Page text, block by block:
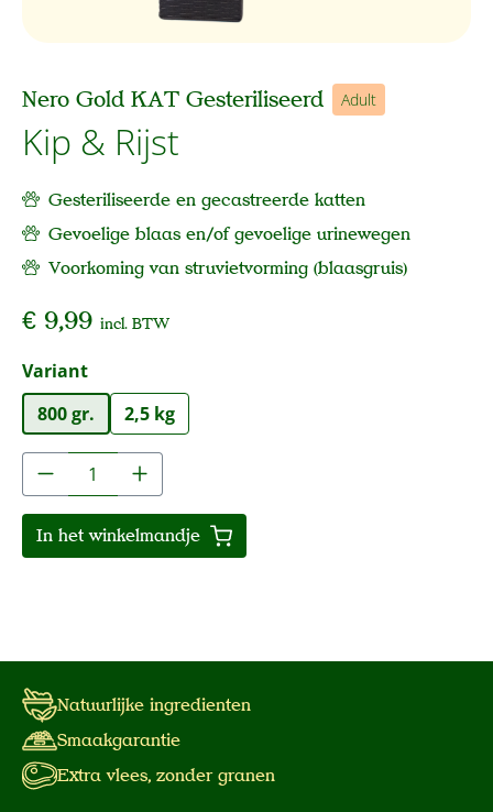
Nero Gold KAT Gesteriliseerd Adult
Kip & Rijst
Gesteriliseerde en gecastreerde katten
Gevoelige blaas en/of gevoelige urinewegen
Voorkoming van struvietvorming (blaasgruis)
€ 9,99 incl. BTW
Selecteer
Variant
800 gr.
2,5 kg
Producthoeveelheid: Voer de gewenste
In het winkelmandje
Natuurlijke ingredienten
Smaakgarantie
Extra vlees, zonder granen